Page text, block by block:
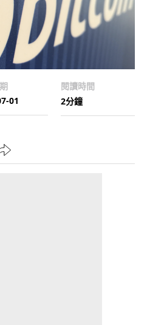
01
閱讀時間
2分鐘